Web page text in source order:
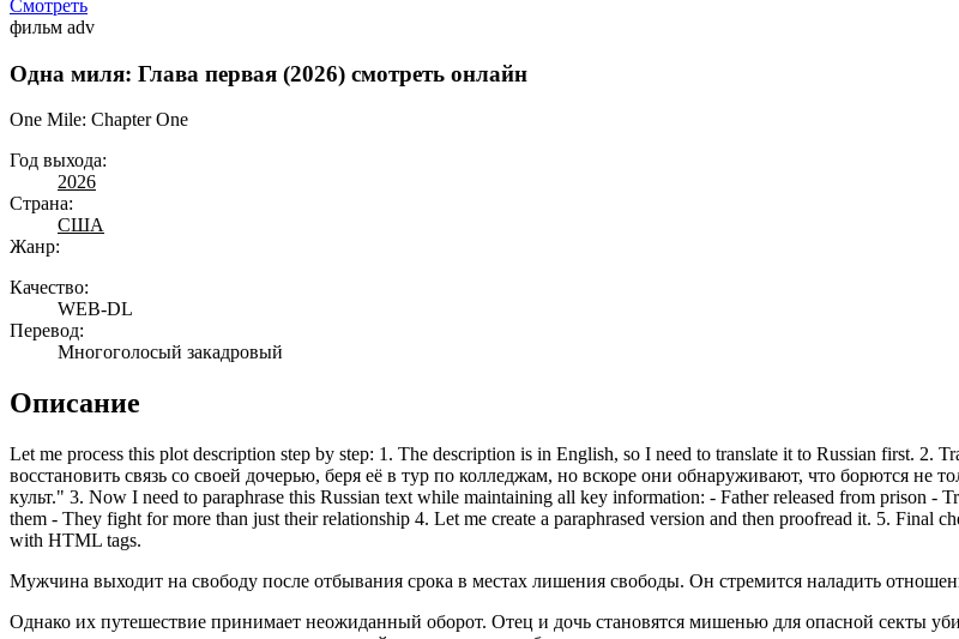
Смотреть
фильм adv
Одна миля: Глава первая (2026) смотреть онлайн
One Mile: Chapter One
Год выхода:
2026
Страна:
США
Жанр:
Качество:
WEB-DL
Перевод:
Многоголосый закадровый
Описание
Let me process this plot description step by step: 1. The description is in English, so I need to translate it to Russian first.
восстановить связь со своей дочерью, беря её в тур по колледжам, но вскоре они обнаруживают, что борются не
культ." 3. Now I need to paraphrase this Russian text while maintaining all key information: - Father released from prison -
them - They fight for more than just their relationship 4. Let me create a paraphrased version and then proofread it. 5. Final
with HTML tags.
Мужчина выходит на свободу после отбывания срока в местах лишения свободы. Он стремится наладить
Однако их путешествие принимает неожиданный оборот. Отец и дочь становятся мишенью для опасной секты